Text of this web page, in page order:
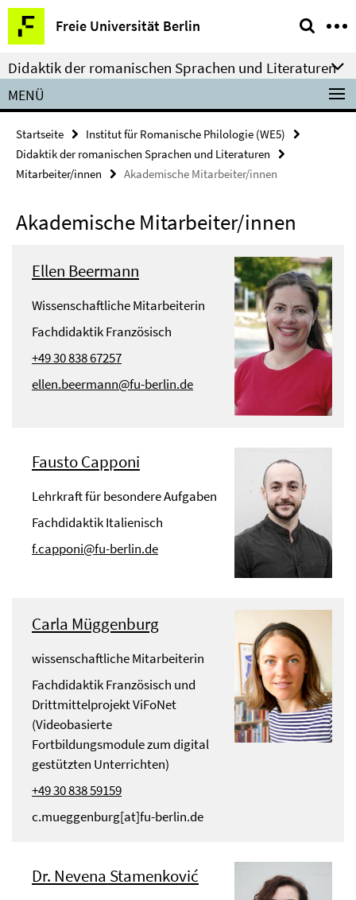
Springe
direkt
zu
Inhalt
Freie Universität Berlin
Service-
Navigation
Didaktik der romanischen Sprachen und Literaturen
MENÜ
Startseite
Institut für Romanische Philologie (WE5)
Didaktik der romanischen Sprachen und Literaturen
Mitarbeiter/innen
Akademische Mitarbeiter/innen
Akademische Mitarbeiter/innen
Ellen Beermann
Wissenschaftliche Mitarbeiterin
Fachdidaktik Französisch
+49 30 838 67257
ellen.beermann@fu-berlin.de
Fausto Capponi
Lehrkraft für besondere Aufgaben
Fachdidaktik Italienisch
f.capponi@fu-berlin.de
Carla Müggenburg
wissenschaftliche Mitarbeiterin
Fachdidaktik Französisch und
Drittmittelprojekt ViFoNet
(Videobasierte
Fortbildungsmodule zum digital
gestützten Unterrichten)
+49 30 838 59159
c.mueggenburg[at]fu-berlin.de
Dr. Nevena Stamenković